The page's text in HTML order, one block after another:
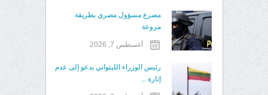
مصرع مسؤول مصري بطريقة
مروعة
أغسطس 7, 2026
رئيس الوزراء الليتواني يدعو إلى عدم
إثارة ...